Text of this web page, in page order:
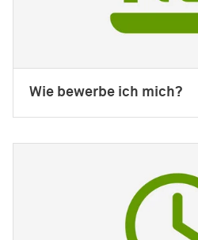
Wie bewerbe ich mich?